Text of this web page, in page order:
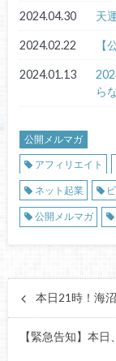
2024.04.30 天
2024.02.22 【
2024.01.13
ら
公開メルマガ
アフィリエイト
ネット起業
公開メルマガ
本日21時！海
【緊急告知】本